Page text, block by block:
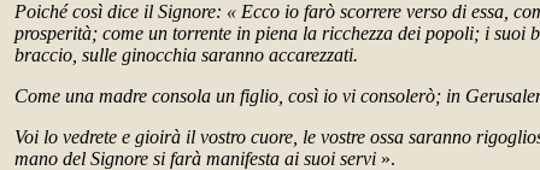
Poiché così dice il Signore: « Ecco io farò scorrere verso di essa,
prosperità; come un torrente in piena la ricchezza dei popoli; i suoi
braccio, sulle ginocchia saranno accarezzati.
Come una madre consola un figlio, così io vi consolerò; in
Voi lo vedrete e gioirà il vostro cuore, le vostre ossa saranno
mano del Signore si farà manifesta ai suoi servi ».